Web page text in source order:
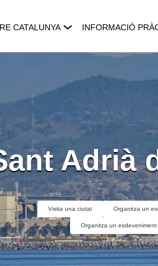
CATALUNYA INFORMACIÓ
Adrià
Visita una ciutat Organitza un
Organitza un esdeveniment